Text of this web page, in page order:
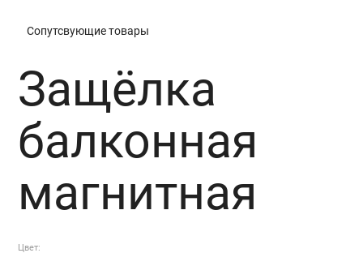
Защёлка
балконная
магнитная
Цвет:
Сопутсвующие товары